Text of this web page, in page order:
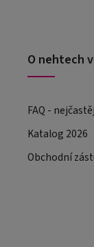
O nehtech
FAQ -
Katalog 2026
Obchodní